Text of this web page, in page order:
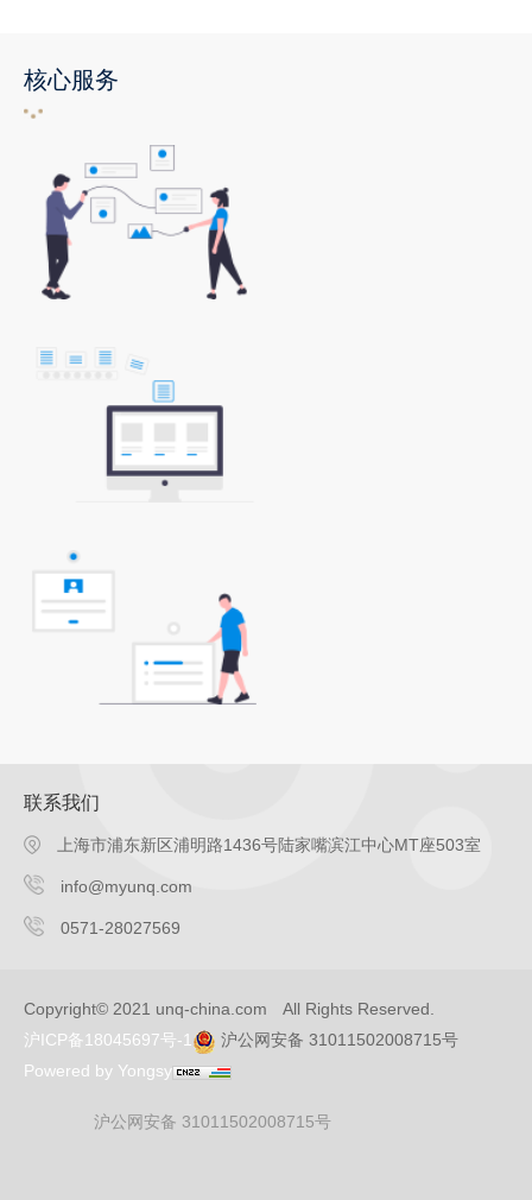
核心服务
联系我们
上海市浦东新区浦明路1436号陆家嘴滨江中心MT座503室
info@myunq.com
0571-28027569
Copyright© 2021 unq-china.com All Rights Reserved.
沪ICP备18045697号-1
沪公网安备 31011502008715号
Powered by Yongsy
沪公网安备 31011502008715号